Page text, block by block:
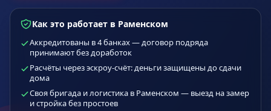
Как это работает в Раменском
Аккредитованы в 4 банках — договор подряда
принимают без доработок
Расчёты через эскроу-счёт: деньги защищены до сдачи
дома
Своя бригада и логистика в Раменском — выезд на замер
и стройка без простоев